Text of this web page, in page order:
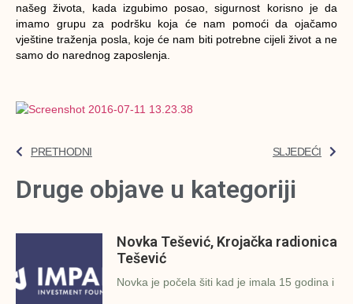
našeg života, kada izgubimo posao, sigurnost korisno je da
imamo grupu za podršku koja će nam pomoći da ojačamo
vještine traženja posla, koje će nam biti potrebne cijeli život a ne
samo do narednog zaposlenja.
PRETHODNI SLJEDEĆI
Druge objave u kategoriji
Novka Tešević, Krojačka radionica
Tešević
Novka je počela šiti kad je imala 15 godina i